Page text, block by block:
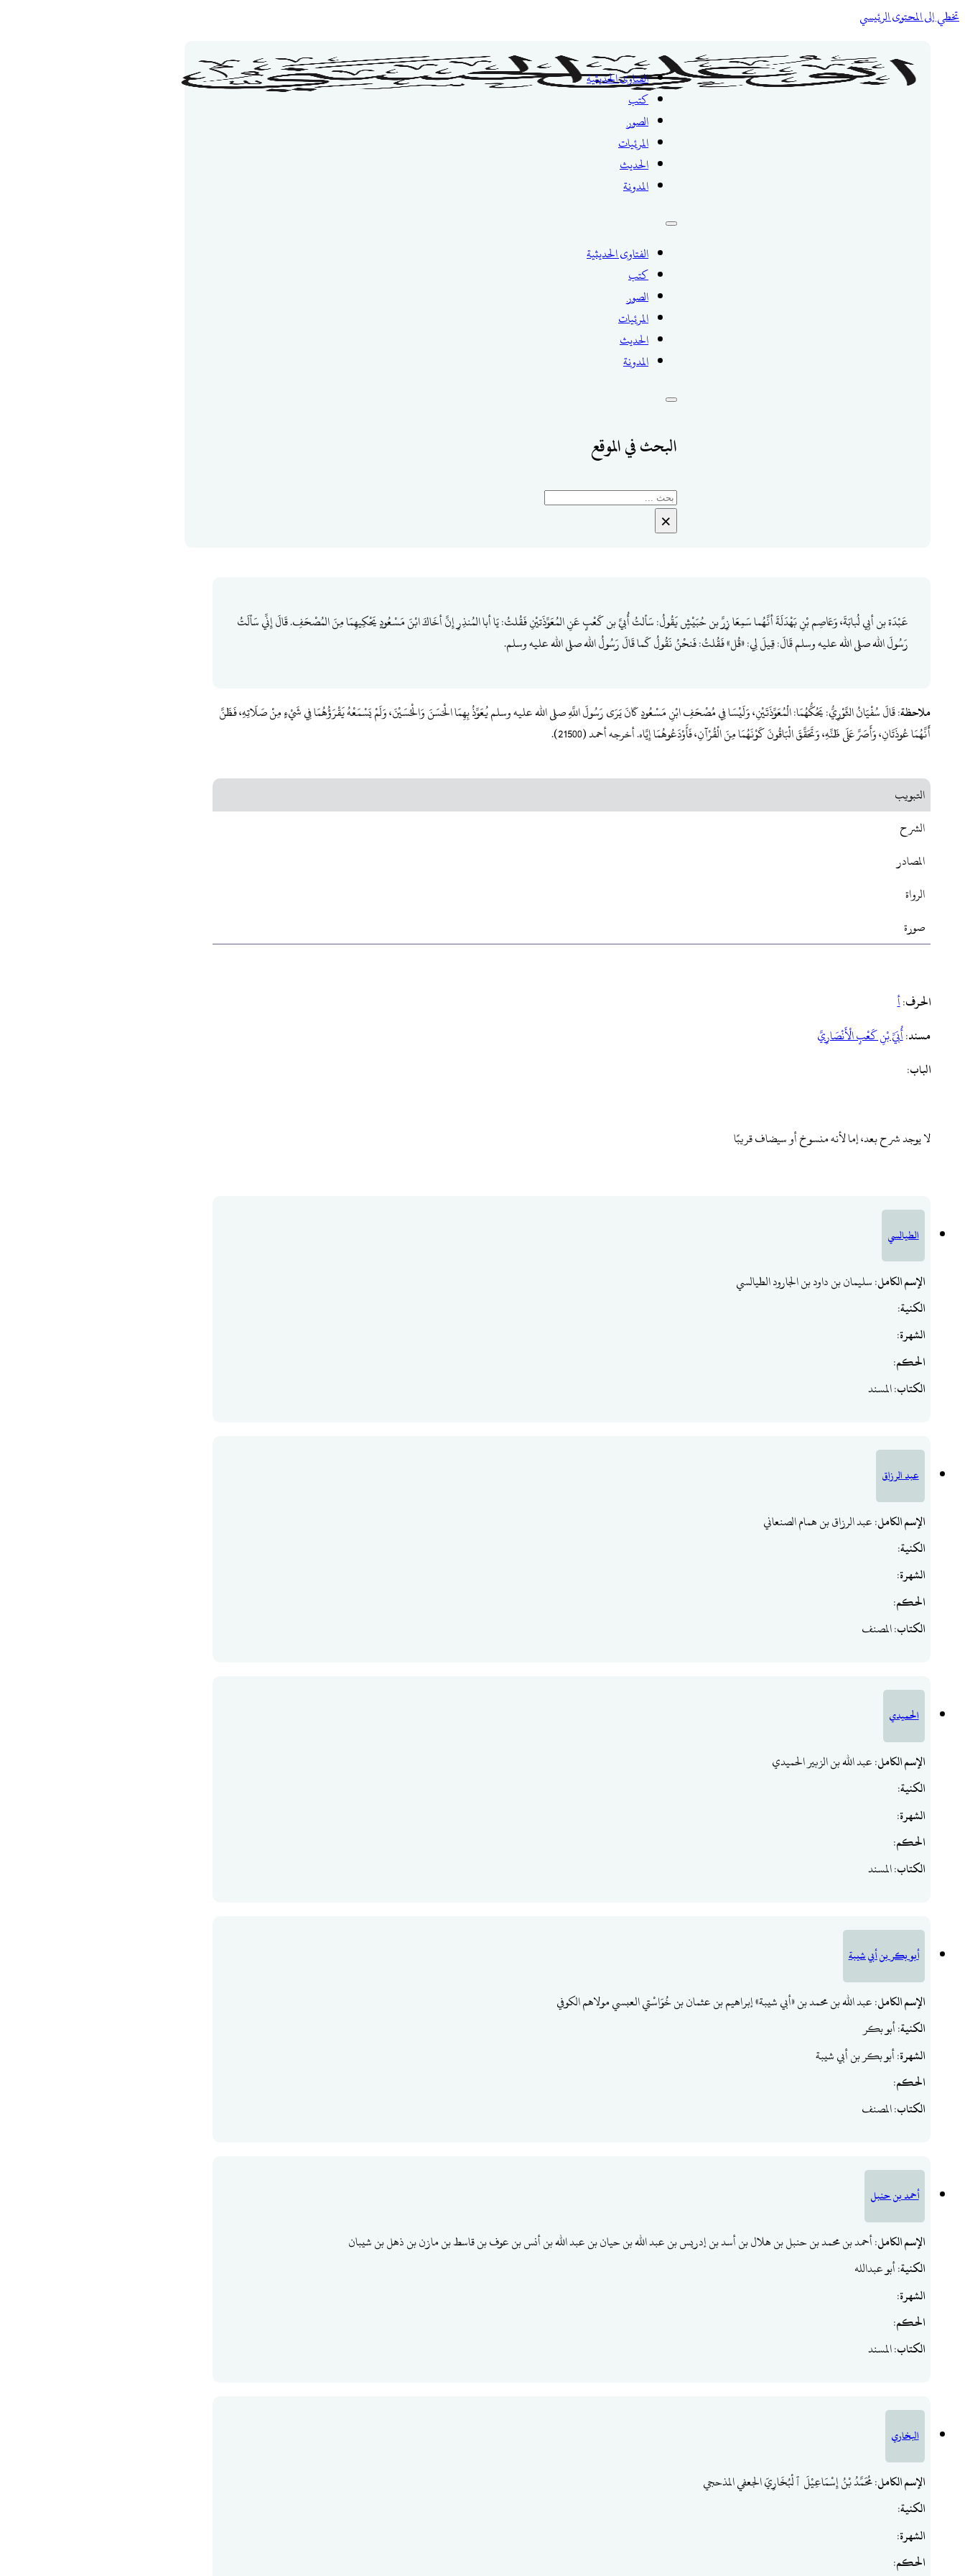
تخطي إلى المحتوى الرئيسي
الفتاوى الحديثية
كتب
الصور
المرئيات
الحديث
المدونة
الفتاوى الحديثية
كتب
الصور
المرئيات
الحديث
المدونة
البحث في الموقع
بحث
×
عَبْدَة بن أبِي لُبابَةَ، وَعَاصِم بْنِ بَهْدَلَةَ أنَّهُما سَمِعَا زِرَّ بن حُبَيْشٍ يَقُولُ: سَألتُ أُبيَّ بن كَعْبٍ عَنِ المُعَوِّذَتيْنِ فَقُلتُ: يَا أبا المُنذِرِ إِنَّ أخَاكَ ابْنَ مَسْعُودٍ يَحْكِيهِمَا مِنَ المُصْحَفِ. قَالَ إِنِّي سَألَتُ
رَسُولَ الله صلى الله عليه وسلم قَالَ: قِيلَ لِي: «قُل» فَقُلتُ: فَنحْنُ نَقُولُ كَما قَالَ رَسُولُ الله صلى الله عليه وسلم.
ملاحظة: قَالَ سُفْيَانُ الثَّوْرِيُّ: يَحُكُّهُمَا: الْمُعَوِّذَتَيْنِ، وَلَيْسَا فِي مُصْحَفِ ابْنِ مَسْعُودٍ كَانَ يَرَى رَسُولَ اللَّهِ صلى الله عليه وسلم يُعَوِّذُ بِهِمَا الْحَسَنَ وَالْحُسَيْنَ، وَلَمْ يَسْمَعْهُ يَقْرَؤُهُمَا فِي شَيْءٍ مِنْ صَلَاتِهِ، فَظَنَّ
أَنَّهُمَا عُوذَتَانِ، وَأَصَرَّ عَلَى ظَنِّهِ، وَتَحَقَّقَ الْبَاقُونَ كَوْنَهُمَا مِنَ الْقُرْآنِ، فَأَوْدَعُوهُمَا إِيَّاه. أخرجه أحمد (21500).
التبويب
الشرح
المصادر
الرواة
صورة
الحرف:أ
مسند:أُبَيِّ ‌بْنِ ‌كَعْبٍ ‌الْأَنْصَارِيَّ
الباب:
لا يوجد شرح بعد، إما لأنه منسوخ أو سيضاف قريبًا
الطيالسي
الإسم الكامل: سليمان بن داود بن الجارود الطيالسي
الكنية:
الشهرة:
الحكم:
الكتاب: المسند
عبد الرزاق
الإسم الكامل: عبد الرزاق بن همام الصنعاني
الكنية:
الشهرة:
الحكم:
الكتاب: المصنف
الحميدي
الإسم الكامل: عبد الله بن الزبير الحميدي
الكنية:
الشهرة:
الحكم:
الكتاب: المسند
أبو بكر بن أبي شيبة
الإسم الكامل: عبد الله بن محمد بن «أبي شيبة» إبراهيم بن عثمان بن خُوَاسْتي العبسي مولاهم الكوفي
الكنية: أبو بكر
الشهرة: أبو بكر بن أبي شيبة
الحكم:
الكتاب: المصنف
أحمد بن حنبل
الإسم الكامل: أحمد بن محمد بن حنبل بن هلال بن أسد بن إدريس بن عبد الله بن حيان بن عبد الله بن أنس بن عوف بن قاسط بن مازن بن ذهل بن شيبان
الكنية: أبو عبدالله
الشهرة:
الحكم:
الكتاب: المسند
البخاري
الإسم الكامل: مُحَمَّدُ بْنُ إِسْمَاعِيْلَ ٱلْبُخَارِيّ الجعفي المذحجي
الكنية:
الشهرة:
الحكم: